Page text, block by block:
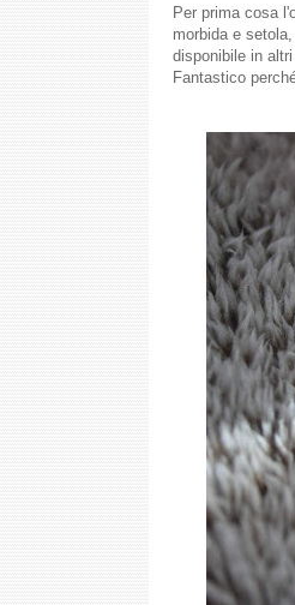
Per prima cosa
morbida e
disponibile in
Fantastico